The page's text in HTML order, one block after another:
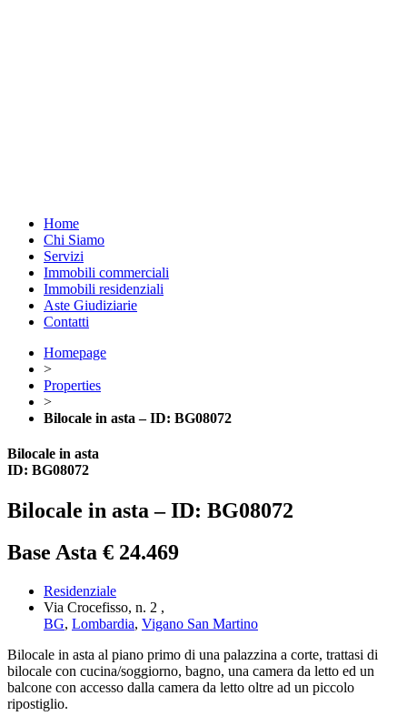
Home
Chi Siamo
Servizi
Immobili commerciali
Immobili residenziali
Aste Giudiziarie
Contatti
Homepage
>
Properties
>
Bilocale in asta – ID: BG08072
Bilocale in asta
ID: BG08072
Bilocale in asta – ID: BG08072
Base Asta € 24.469
Residenziale
Via Crocefisso, n. 2 ,
BG, Lombardia, Vigano San Martino
Bilocale in asta al piano primo di una palazzina a corte, trattasi di
bilocale con cucina/soggiorno, bagno, una camera da letto ed un
balcone con accesso dalla camera da letto oltre ad un piccolo
ripostiglio.